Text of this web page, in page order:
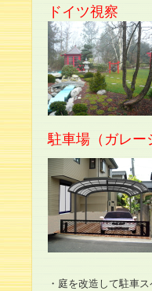
ドイツ視察
駐車場（ガレー
・庭を改造して駐車